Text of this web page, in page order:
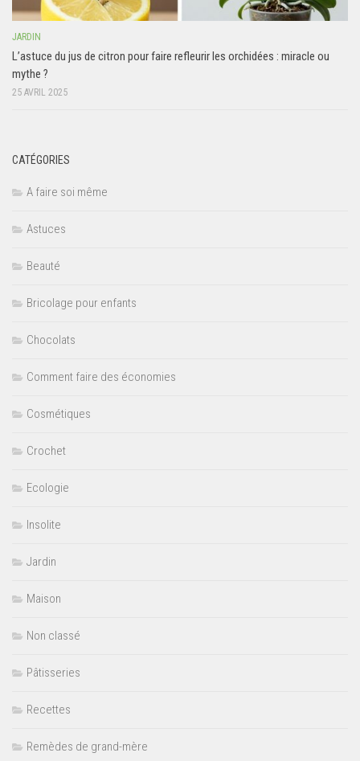
JARDIN
L’astuce du jus de citron pour faire refleurir les orchidées : miracle ou
mythe ?
25 AVRIL 2025
CATÉGORIES
A faire soi même
Astuces
Beauté
Bricolage pour enfants
Chocolats
Comment faire des économies
Cosmétiques
Crochet
Ecologie
Insolite
Jardin
Maison
Non classé
Pâtisseries
Recettes
Remèdes de grand-mère